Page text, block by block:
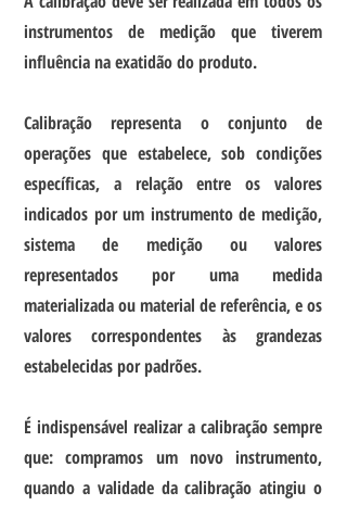
instrumentos de medição que tiverem
influência na exatidão do produto.
Calibração representa o conjunto de
operações que estabelece, sob condições
específicas, a relação entre os valores
indicados por um instrumento de medição,
sistema de medição ou valores
representados por uma medida
materializada ou material de referência, e os
valores correspondentes às grandezas
estabelecidas por padrões.
É indispensável realizar a calibração sempre
que: compramos um novo instrumento,
quando a validade da calibração atingiu o